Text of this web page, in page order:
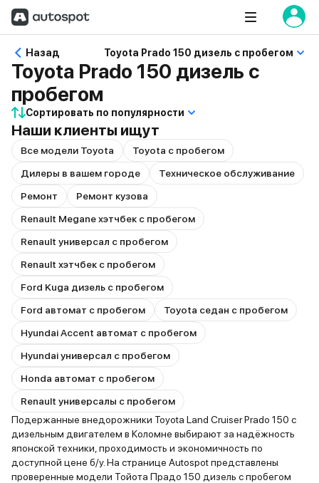
Назад Toyota Prado 150 дизель с пробегом
Toyota Prado 150 дизель с
пробегом
Сортировать по популярности
Наши клиенты ищут
Все модели Toyota
Toyota с пробегом
Дилеры в вашем городе
Техническое обслуживание
Ремонт
Ремонт кузова
Renault Megane хэтчбек с пробегом
Renault универсал с пробегом
Renault хэтчбек с пробегом
Ford Kuga дизель с пробегом
Ford автомат с пробегом
Toyota седан с пробегом
Hyundai Accent автомат с пробегом
Hyundai универсал с пробегом
Honda автомат с пробегом
Renault универсалы с пробегом
Подержанные внедорожники Toyota Land Cruiser Prado 150 с
дизельным двигателем в Коломне выбирают за надёжность
японской техники, проходимость и экономичность по
доступной цене б/у. На странице Autospot представлены
проверенные модели Тойота Прадо 150 дизель с пробегом